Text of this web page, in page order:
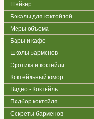
Шейкер
Бокалы для коктейлей
Меры объема
Бары и кафе
Школы барменов
Эротика и коктейли
Коктейльный юмор
Видео - Коктейль
Подбор коктейля
Секреты барменов